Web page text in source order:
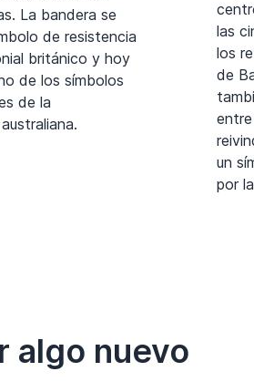
La bandera se
de resistencia
británico y hoy
de los símbolos
de la
las
los
de
un
por
algo nuevo